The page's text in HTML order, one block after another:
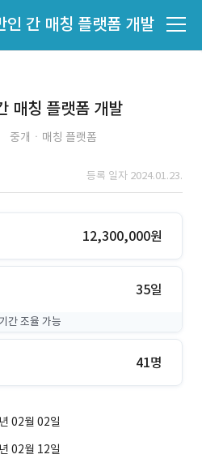
간 매칭 플랫폼 개발
매칭 플랫폼 개발
중개ㆍ매칭 플랫폼
등록 일자 2024.01.23.
12,300,000원
35일
기간 조율 가능
41명
02월 02일
02월 12일